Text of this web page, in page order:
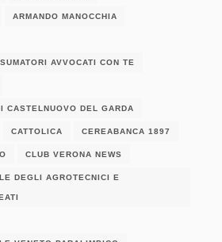
ARMANDO MANOCCHIA
AVVOCATI CON TE
CASTELNUOVO DEL GARDA
CATTOLICA CEREABANCA 1897
CLUB VERONA NEWS
DEGLI AGROTECNICI E